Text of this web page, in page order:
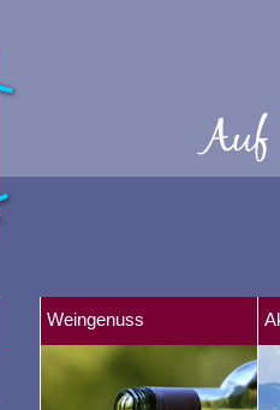
Weingenuss